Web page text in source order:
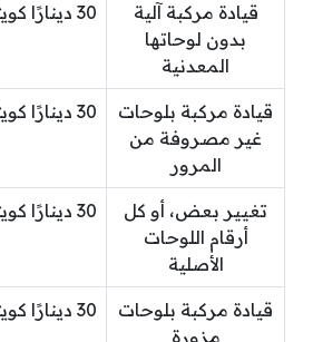
قيادة مركبة آلية
بدون لوحاتها
المعدنية
30 دينارًا كويتيًا
قيادة مركبة بلوحات
غير مصروفة من
المرور
30 دينارًا كويتيًا
تغيير بعض، أو كل
أرقام اللوحات
الأصلية
30 دينارًا كويتيًا
قيادة مركبة بلوحات
مزورة
30 دينارًا كويتيًا